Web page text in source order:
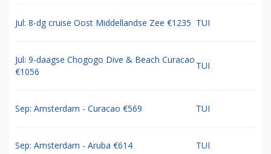
Jul: 8-dg cruise Oost Middellandse Zee €1235 TUI
Jul: 9-daagse Chogogo Dive & Beach Curacao
€1056
TUI
Sep: Amsterdam - Curacao €569 TUI
Sep: Amsterdam - Aruba €614 TUI